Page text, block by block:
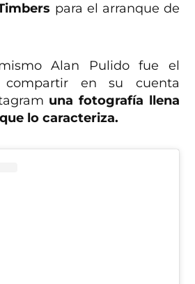
para el arranque de
Alan Pulido fue el
compartir en su cuenta
una fotografía llena
lo caracteriza.